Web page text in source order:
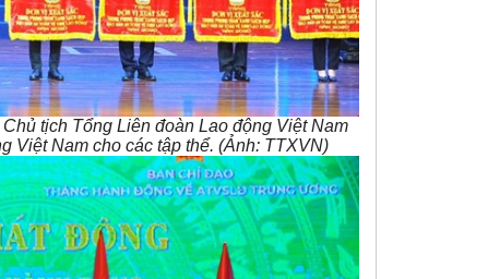
tịch Tổng Liên đoàn Lao động Việt Nam
Việt Nam cho các tập thể. (Ảnh: TTXVN)